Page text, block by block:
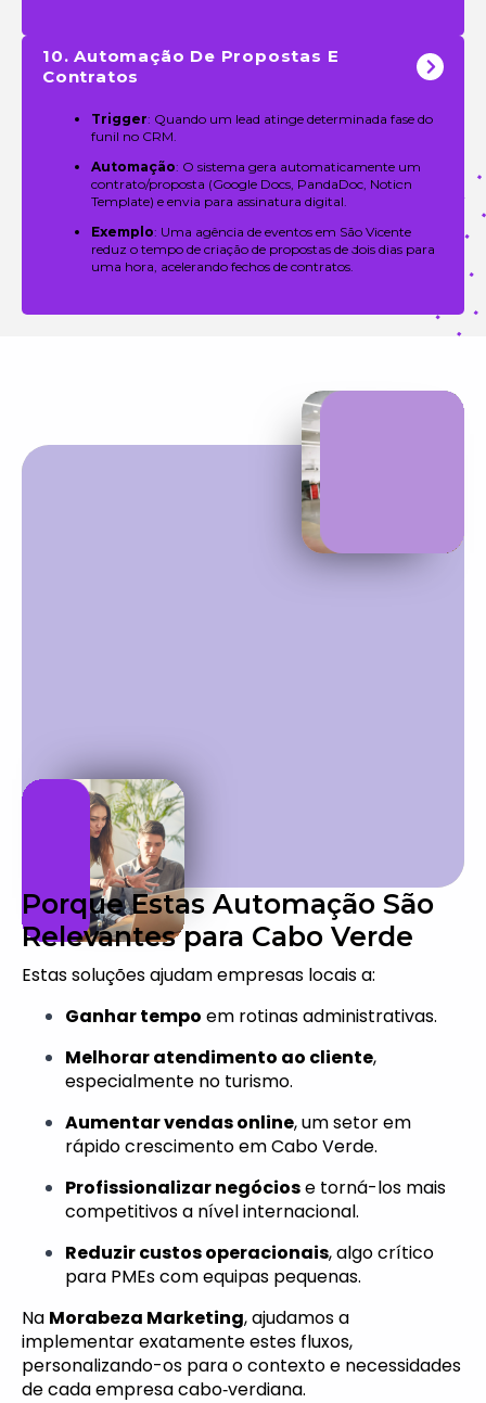
10. Automação De Propostas E
Contratos
Trigger: Quando um lead atinge determinada fase do
funil no CRM.
Automação: O sistema gera automaticamente um
contrato/proposta (Google Docs, PandaDoc, Notion
Template) e envia para assinatura digital.
Exemplo: Uma agência de eventos em São Vicente
reduz o tempo de criação de propostas de dois dias para
uma hora, acelerando fechos de contratos.
Porque Estas Automação São
Relevantes para Cabo Verde
Estas soluções ajudam empresas locais a:
Ganhar tempo em rotinas administrativas.
Melhorar atendimento ao cliente,
especialmente no turismo.
Aumentar vendas online, um setor em
rápido crescimento em Cabo Verde.
Profissionalizar negóciose torná-los mais
competitivos a nível internacional.
Reduzir custos operacionais, algo crítico
para PMEs com equipas pequenas.
Na Morabeza Marketing, ajudamos a
implementar exatamente estes fluxos,
personalizando-os para o contexto e necessidades
de cada empresa cabo‑verdiana.